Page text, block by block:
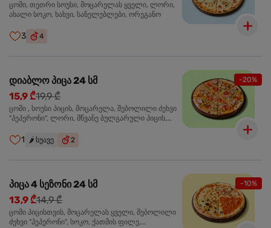
ცომი, თეთრი სოუსი, მოცარელას ყველი, ლორი,
ახალი სოკო, ხახვი, სანელებლები, ორეგანო
3 4
-20%
დიაბლო პიცა 24 სმ
15,9 ₾19,9 ₾
ცომი , სოუსი პიცის, მოცარელა, შებოლილი ძეხვი
"პეპერონი", ლორი, მწვანე ბულგარული პიცის,
1 🌶️ სუავე 2
-10%
პიცა 4 სეზონი 24 სმ
13,9 ₾14,9 ₾
ცომი პიცისთვის, მოცარელას ყველი, შებოლილი
ძეხვი "პეპერონი", სოკო, ქათმის ფილე,